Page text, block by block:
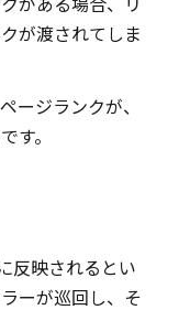
がある場合、リ
が渡されてしま
ージランクが、
す。
反映されるとい
ーが巡回し、そ